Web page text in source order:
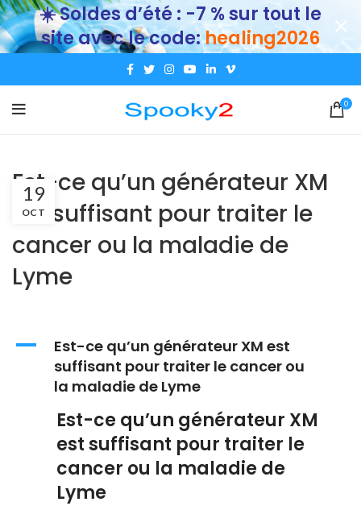
0
Est-ce qu’un générateur XM
est suffisant pour traiter le
cancer ou la maladie de
Lyme
19
OCT
A
Est-ce qu’un générateur XM est
suffisant pour traiter le cancer ou
la maladie de Lyme
Est-ce qu’un générateur XM
est suffisant pour traiter le
cancer ou la maladie de
Lyme
☀️ Soldes d’été : -7 % sur tout le
site avec le code:healing2026